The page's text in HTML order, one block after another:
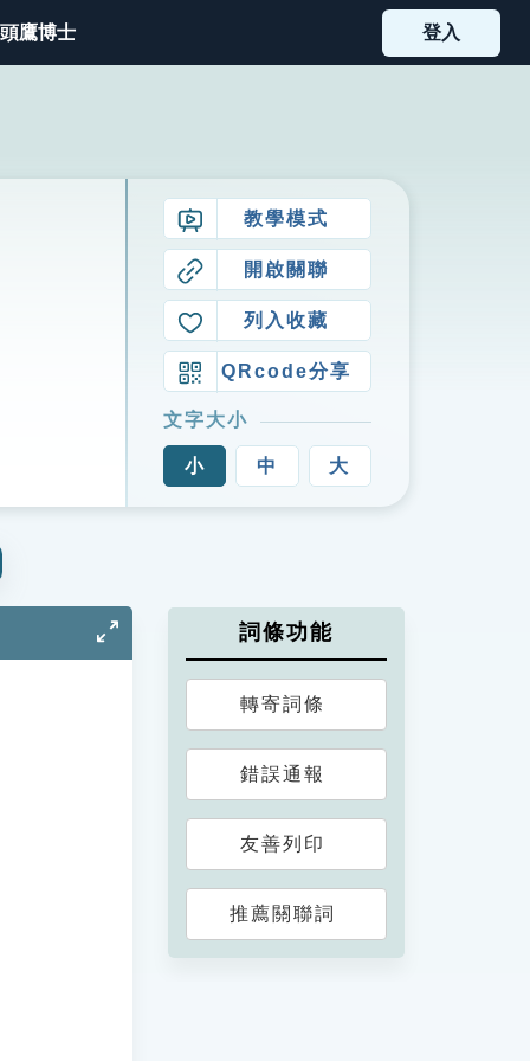
鷹博士 登入
教學模式
開啟關聯
列入收藏
QRcode分享
文字大小
小 中 大
詞條功能
轉寄詞條
錯誤通報
友善列印
推薦關聯詞